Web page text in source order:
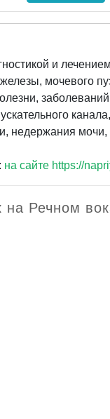
и
мочевого
недержания мочи,
на сайте https://
на Речном